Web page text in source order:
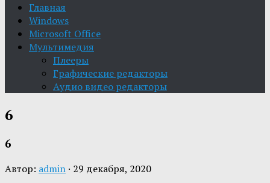
Главная
Windows
Microsoft Office
Мультимедия
Плееры
Графические редакторы
Aудио видео редакторы
6
6
Автор: admin · 29 декабря, 2020